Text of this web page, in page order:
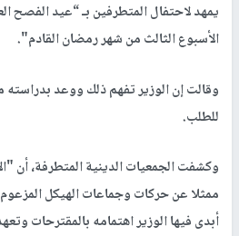
يمهد لاحتفال المتطرفين بـ “عيد الفصح
الأسبوع الثالث من شهر رمضان القادم".
وقالت إن الوزير تفهم ذلك ووعد بدراسته
للطلب.
ممثلا عن حركات وجماعات الهيكل
أبدى فيها الوزير اهتمامه بالمقترحات